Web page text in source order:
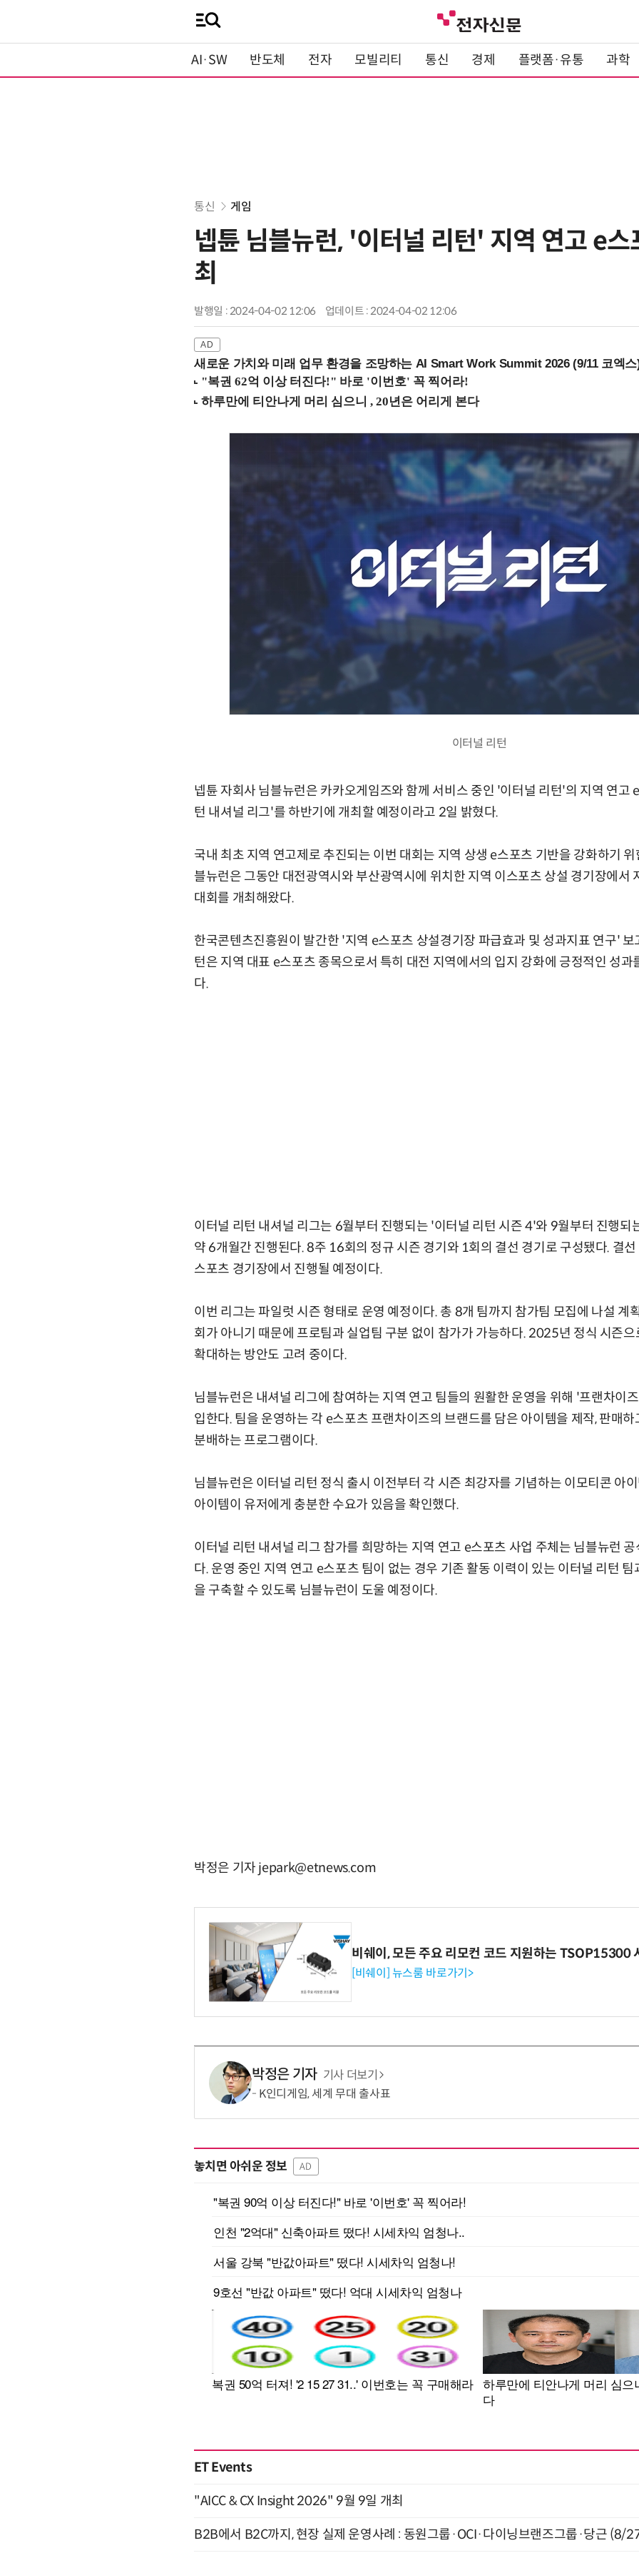
AI·SW 반도체 전자 모빌리티 통신 경제 플랫폼·유통 과학
통신 게임
넵튠 님블뉴런, '이터널 리턴' 지역 연고 e스
최
발행일 : 2024-04-02 12:06 업데이트 : 2024-04-02 12:06
새로운 가치와 미래 업무 환경을 조망하는 AI Smart Work Summit 2026 (9/11 코엑
이터널 리턴
넵튠 자회사 님블뉴런은 카카오게임즈와 함께 서비스 중인 '이터널 리턴'의 지역 연고
턴 내셔널 리그'를 하반기에 개최할 예정이라고 2일 밝혔다.
국내 최초 지역 연고제로 추진되는 이번 대회는 지역 상생 e스포츠 기반을 강화하기
블뉴런은 그동안 대전광역시와 부산광역시에 위치한 지역 이스포츠 상설 경기장에서
대회를 개최해왔다.
한국콘텐츠진흥원이 발간한 '지역 e스포츠 상설경기장 파급효과 및 성과지표 연구'
턴은 지역 대표 e스포츠 종목으로서 특히 대전 지역에서의 입지 강화에 긍정적인 성과
다.
이터널 리턴 내셔널 리그는 6월부터 진행되는 '이터널 리턴 시즌 4'와 9월부터 진행되
약 6개월간 진행된다. 8주 16회의 정규 시즌 경기와 1회의 결선 경기로 구성됐다. 결
스포츠 경기장에서 진행될 예정이다.
이번 리그는 파일럿 시즌 형태로 운영 예정이다. 총 8개 팀까지 참가팀 모집에 나설 계
회가 아니기 때문에 프로팀과 실업팀 구분 없이 참가가 가능하다. 2025년 정식 시즌
확대하는 방안도 고려 중이다.
님블뉴런은 내셔널 리그에 참여하는 지역 연고 팀들의 원활한 운영을 위해 '프랜차이
입한다. 팀을 운영하는 각 e스포츠 프랜차이즈의 브랜드를 담은 아이템을 제작, 판매
분배하는 프로그램이다.
님블뉴런은 이터널 리턴 정식 출시 이전부터 각 시즌 최강자를 기념하는 이모티콘 아
아이템이 유저에게 충분한 수요가 있음을 확인했다.
이터널 리턴 내셔널 리그 참가를 희망하는 지역 연고 e스포츠 사업 주체는 님블뉴런
다. 운영 중인 지역 연고 e스포츠 팀이 없는 경우 기존 활동 이력이 있는 이터널 리턴
을 구축할 수 있도록 님블뉴런이 도울 예정이다.
박정은 기자 jepark@etnews.com
비쉐이, 모든 주요 리모컨 코드 지원하는 TSOP15300
[비쉐이] 뉴스룸 바로가기>
박정은 기자 기사 더보기
K인디게임, 세계 무대 출사표
놓치면 아쉬운 정보 AD
ET Events
"AICC & CX Insight 2026" 9월 9일 개최
B2B에서 B2C까지, 현장 실제 운영사례 : 동원그룹·OCI·다이닝브랜즈그룹·당근 (8/